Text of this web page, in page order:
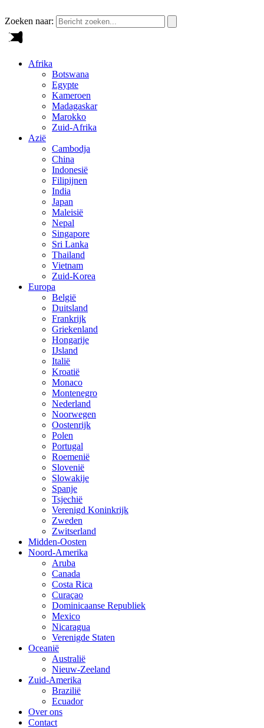
Zoeken naar:
Afrika
Botswana
Egypte
Kameroen
Madagaskar
Marokko
Zuid-Afrika
Azië
Cambodja
China
Indonesië
Filipijnen
India
Japan
Maleisië
Nepal
Singapore
Sri Lanka
Thailand
Vietnam
Zuid-Korea
Europa
België
Duitsland
Frankrijk
Griekenland
Hongarije
IJsland
Italië
Kroatië
Monaco
Montenegro
Nederland
Noorwegen
Oostenrijk
Polen
Portugal
Roemenië
Slovenië
Slowakije
Spanje
Tsjechië
Verenigd Koninkrijk
Zweden
Zwitserland
Midden-Oosten
Noord-Amerika
Aruba
Canada
Costa Rica
Curaçao
Dominicaanse Republiek
Mexico
Nicaragua
Verenigde Staten
Oceanië
Australië
Nieuw-Zeeland
Zuid-Amerika
Brazilië
Ecuador
Over ons
Contact